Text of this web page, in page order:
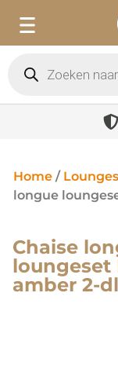
Home /
longue
Chaise
loungeset
amber 2-